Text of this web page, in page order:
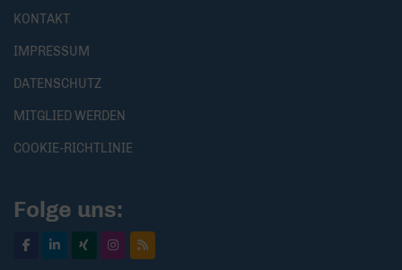
KONTAKT
IMPRESSUM
DATENSCHUTZ
MITGLIED WERDEN
COOKIE-RICHTLINIE
Folge uns: